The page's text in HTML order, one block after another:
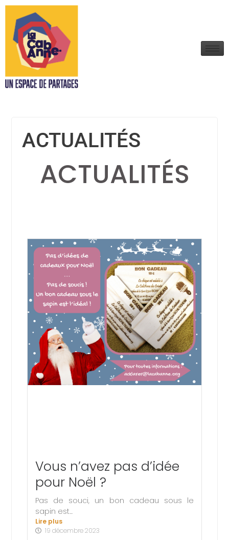
ACTUALITÉS
ACTUALITÉS
Vous n’avez pas d’idée
pour Noël ?
Pas de souci, un bon cadeau sous le
sapin est...
Lire plus
19 décembre 2023